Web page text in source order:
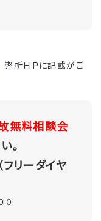
弊所ＨＰに記載がご
無料相談会
。
リーダイヤ
０